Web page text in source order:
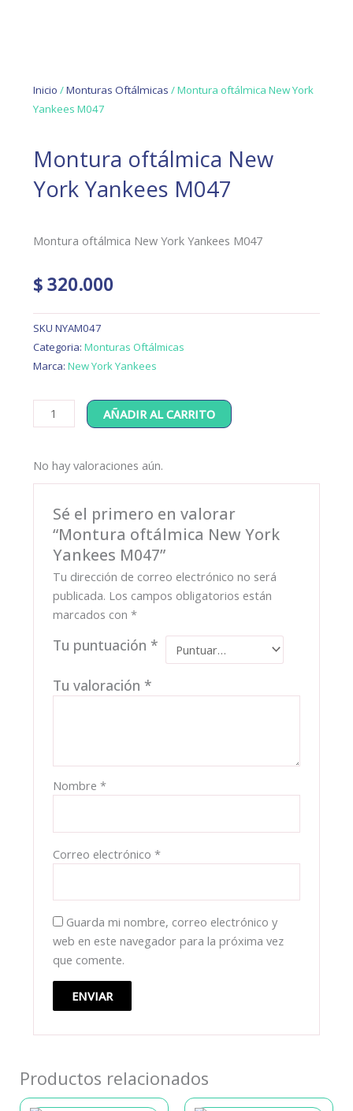
Inicio /Monturas Oftálmicas / Montura oftálmica New York
Yankees M047
Montura oftálmica New
York Yankees M047
Montura oftálmica New York Yankees M047
$ 320.000
SKU NYAM047
Categoria: Monturas Oftálmicas
Marca: New York Yankees
Montura
oftálmica
York
Yankees
cantidad
AÑADIR AL CARRITO
No hay valoraciones aún.
Sé el primero en valorar
“Montura oftálmica New York
Yankees M047”
Tu dirección de correo electrónico no será
publicada. Los campos obligatorios están
marcados con*
Tu puntuación*
Tu valoración*
Nombre*
Correo electrónico*
Guarda mi nombre, correo electrónico y
web en este navegador para la próxima vez
que comente.
Productos relacionados